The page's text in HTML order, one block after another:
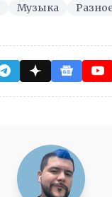
Музыка